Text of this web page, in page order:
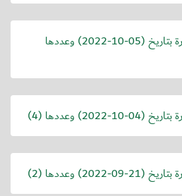
بتاريخ (2022-10-05) وعددها
بتاريخ (2022-10-04) وعددها (4)
بتاريخ (2022-09-21) وعددها (2)